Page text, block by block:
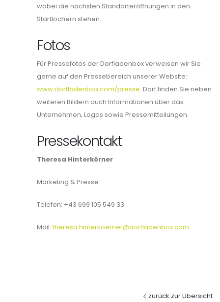
wobei die nächsten Standorteröffnungen in den
Startlöchern stehen.
Fotos
Für Pressefotos der Dorfladenbox verweisen wir Sie
gerne auf den Pressebereich unserer Website: ​​
www.dorfladenbox.com/presse. Dort finden Sie neben
weiteren Bildern auch Informationen über das
Unternehmen, Logos sowie Pressemitteilungen.
Pressekontakt
Theresa Hinterkörner
Marketing & Presse
Telefon: +43 699 105 549 33
Mail:theresa.hinterkoerner@dorfladenbox.com
zurück zur Übersicht